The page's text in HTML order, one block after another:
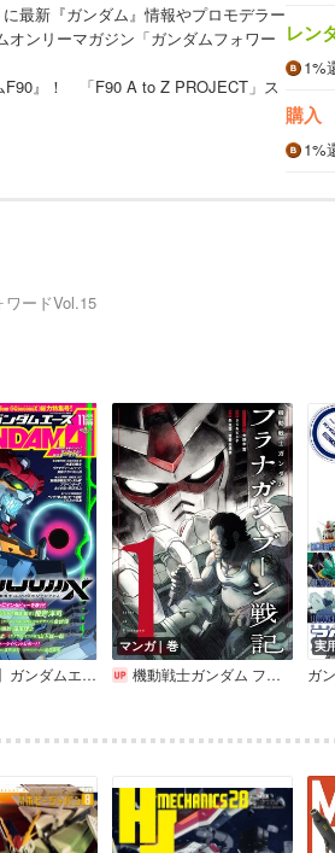
最新『ガンダム』情報やプロモデラー
ンリーマガジン「ガンダムフォワー
F90』！ 「F90 A to Z PROJECT」ス
レン
1%
購入
1%
ワードVol.15
ンダムエース
マンガ｜巻
機動戦士ガンダム フラナガン・ブーン戦記
実
ガ